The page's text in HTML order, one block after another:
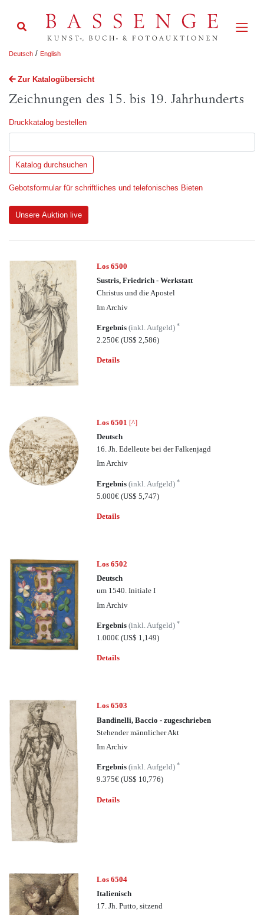
Deutsch / English
Zur Katalogübersicht
Zeichnungen des 15. bis 19. Jahrhunderts
Druckkatalog bestellen
Gebotsformular für schriftliches und telefonisches Bieten
Unsere Auktion live
Los 6500
Sustris, Friedrich - Werkstatt
Christus und die Apostel
Im Archiv
Ergebnis(inkl. Aufgeld)*
2.250€(US$ 2,586)
Details
Los 6501 [^]
Deutsch
16. Jh. Edelleute bei der Falkenjagd
Im Archiv
Ergebnis(inkl. Aufgeld)*
5.000€(US$ 5,747)
Details
Los 6502
Deutsch
um 1540. Initiale I
Im Archiv
Ergebnis(inkl. Aufgeld)*
1.000€(US$ 1,149)
Details
Los 6503
Bandinelli, Baccio - zugeschrieben
Stehender männlicher Akt
Im Archiv
Ergebnis(inkl. Aufgeld)*
9.375€(US$ 10,776)
Details
Los 6504
Italienisch
17. Jh. Putto, sitzend